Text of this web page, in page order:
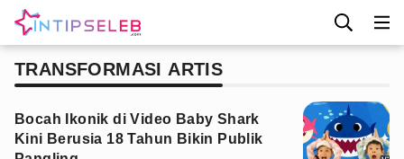
TRANSFORMASI ARTIS
Bocah Ikonik di Video Baby Shark
Kini Berusia 18 Tahun Bikin Publik